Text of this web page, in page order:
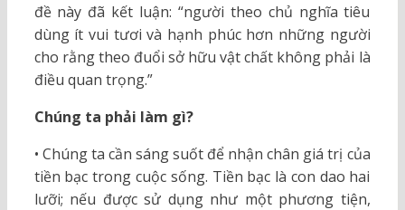
đề này đã kết luận: “người theo chủ nghĩa tiêu
dùng ít vui tươi và hạnh phúc hơn những người
cho rằng theo đuổi sở hữu vật chất không phải là
điều quan trọng.”
Chúng ta phải làm gì?
• Chúng ta cần sáng suốt để nhận chân giá trị của
tiền bạc trong cuộc sống. Tiền bạc là con dao hai
lưỡi; nếu được sử dụng như một phương tiện,